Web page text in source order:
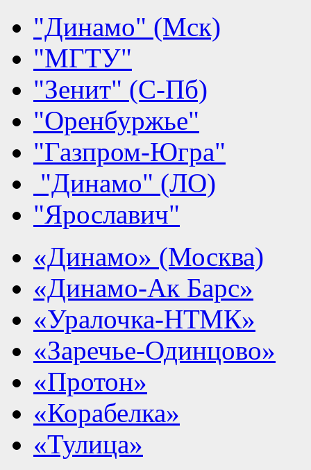
"Динамо" (Мск)
"МГТУ"
"Зенит" (С-Пб)
"Оренбуржье"
"Газпром-Югра"
"Динамо" (ЛО)
"Ярославич"
«Динамо» (Москва)
«Динамо-Ак Барс»
«Уралочка-НТМК»
«Заречье-Одинцово»
«Протон»
«Корабелка»
«Тулица»